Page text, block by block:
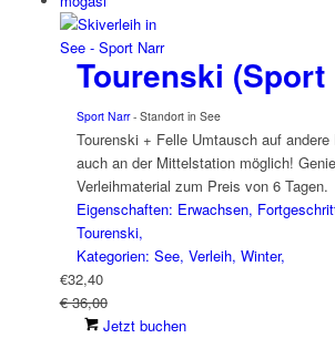
Tourenski (Sport
Sport Narr- Standort in See
Tourenski + Felle Umtausch auf andere
auch an der Mittelstation möglich!
Verleihmaterial zum Preis von 6 Tagen.
Eigenschaften: Erwachsen,
Tourenski,
Kategorien: See, Verleih, Winter,
€32,40
€ 36,00
Jetzt buchen